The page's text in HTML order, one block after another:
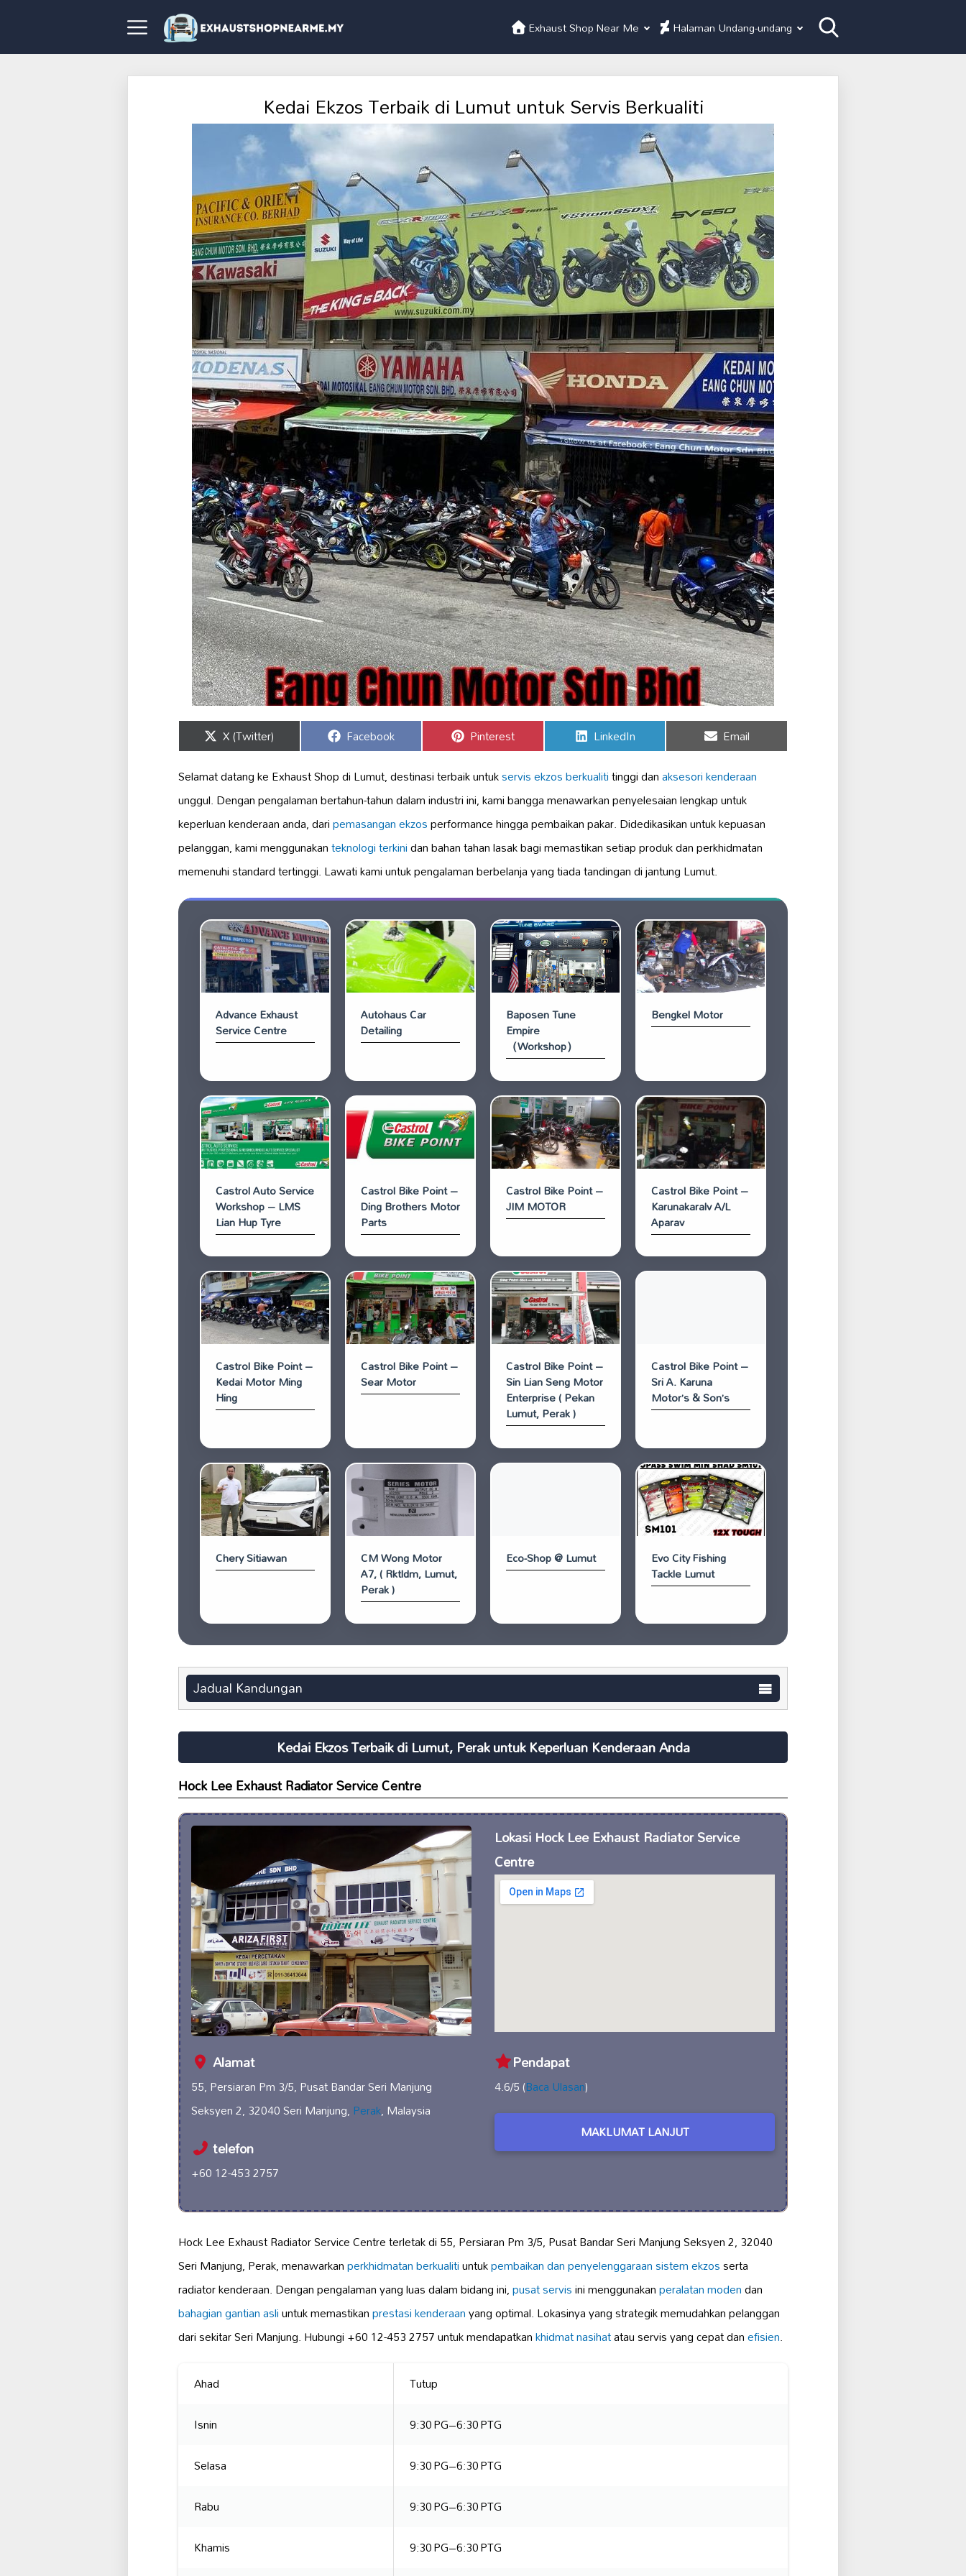
Exhaust Shop Near Me Halaman Undang-undang
Kedai Ekzos Terbaik di Lumut untuk Servis Berkualiti
Share
on
X (Twitter) Share
on
Facebook Share
on
Pinterest Share
on
LinkedIn Share
on
Email
Selamat datang ke Exhaust Shop di Lumut, destinasi terbaik untukservis ekzos berkualititinggi danaksesori kenderaan
unggul. Dengan pengalaman bertahun-tahun dalam industri ini, kami bangga menawarkan penyelesaian lengkap untuk
keperluan kenderaan anda, daripemasangan ekzosperformance hingga pembaikan pakar. Didedikasikan untuk kepuasan
pelanggan, kami menggunakanteknologi terkinidan bahan tahan lasak bagi memastikan setiap produk dan perkhidmatan
memenuhi standard tertinggi. Lawati kami untuk pengalaman berbelanja yang tiada tandingan di jantung Lumut.
Advance Exhaust
Service Centre
Autohaus Car
Detailing
Baposen Tune
Empire
（Workshop）
Bengkel Motor
Castrol Auto Service
Workshop – LMS
Lian Hup Tyre
Castrol Bike Point –
Ding Brothers Motor
Parts
Castrol Bike Point –
JIM MOTOR
Castrol Bike Point –
Karunakaralv A/L
Aparav
Castrol Bike Point –
Kedai Motor Ming
Hing
Castrol Bike Point –
Sear Motor
Castrol Bike Point –
Sin Lian Seng Motor
Enterprise ( Pekan
Lumut, Perak )
Castrol Bike Point –
Sri A. Karuna
Motor’s & Son’s
Chery Sitiawan CM Wong Motor
A7, ( Rktldm, Lumut,
Perak )
Eco-Shop @ Lumut Evo City Fishing
Tackle Lumut
Jadual Kandungan
Kedai Ekzos Terbaik di Lumut, Perak untuk Keperluan Kenderaan Anda
Hock Lee Exhaust Radiator Service Centre
Alamat
55, Persiaran Pm 3/5, Pusat Bandar Seri Manjung
Seksyen 2, 32040 Seri Manjung,Perak, Malaysia
telefon
+60 12-453 2757
Lokasi Hock Lee Exhaust Radiator Service
Centre
Pendapat
4.6/5 (Baca Ulasan)
MAKLUMAT LANJUT
Hock Lee Exhaust Radiator Service Centre terletak di 55, Persiaran Pm 3/5, Pusat Bandar Seri Manjung Seksyen 2, 32040
Seri Manjung, Perak, menawarkanperkhidmatan berkualitiuntukpembaikan dan penyelenggaraansistem ekzosserta
radiator kenderaan. Dengan pengalaman yang luas dalam bidang ini,pusat servisini menggunakanperalatan modendan
bahagian gantian asliuntuk memastikanprestasi kenderaanyang optimal. Lokasinya yang strategik memudahkan pelanggan
dari sekitar Seri Manjung. Hubungi +60 12-453 2757 untuk mendapatkankhidmat nasihatatau servis yang cepat danefisien.
Ahad
Tutup
Isnin
9:30 PG–6:30 PTG
Selasa
9:30 PG–6:30 PTG
Rabu
9:30 PG–6:30 PTG
Khamis
9:30 PG–6:30 PTG